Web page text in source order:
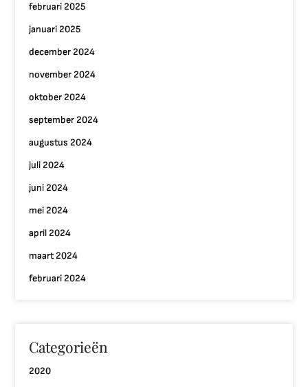
februari 2025
januari 2025
december 2024
november 2024
oktober 2024
september 2024
augustus 2024
juli 2024
juni 2024
mei 2024
april 2024
maart 2024
februari 2024
Categorieën
2020